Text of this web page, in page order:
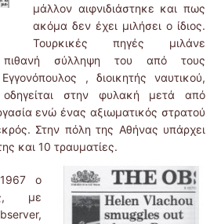
μάλλον αιφνιδιάστηκε και πως
ακόμα δεν έχει μιλήσει ο ίδιος.
Τουρκικές πηγές μιλάνε
σύλληψη του από τους
, διοικητής ναυτικού,
οδηγείται στην φυλακή μετά από
ενώ ένας αξιωματικός στρατού
Στην πόλη της Αθήνας υπάρχει
και 10 τραυματίες.
ο
με